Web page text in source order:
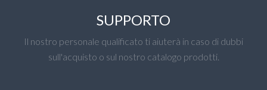
SUPPORTO
Il nostro personale qualificato ti aiuterà in caso di dubbi
sull'acquisto o sul nostro catalogo prodotti.